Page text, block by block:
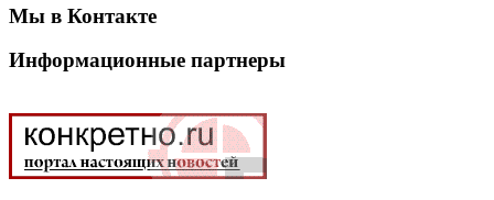
Мы в Контакте
Информационные партнеры